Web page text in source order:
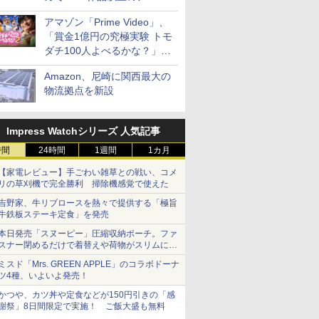
見放題
アマゾン「Prime Video」、
「賞金1億円の究極実験 トモ
ダチ100人よべるかな？」シ
ーズン2の参加者公開
Amazon、尼崎に関西最大の
物流拠点を新設
Impress Watchシリーズ 人気記事
24時間 1週間 1カ月
家電レビュー】手ごわい雑草との戦い、コメ
の草刈機で完全勝利 掃除機感覚で使えた
野家、牛リブロースを熱々で提供する「極旨
鉄板ステーキ定食」を発売
日発売「スヌーピー」圧縮収納ポーチ。ファ
ナー閉めるだけで着替えや荷物がスリムにま
まる
スド「Mrs. GREEN APPLE」のコラボドーナ
4種、いよいよ発売！
つや、カツ丼や定食などが150円引きの「感
祭」8日間限定で実施！ ご飯大盛も無料